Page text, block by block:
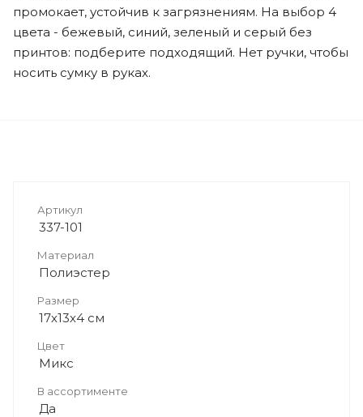
промокает, устойчив к загрязнениям. На выбор 4
цвета - бежевый, синий, зеленый и серый без
принтов: подберите подходящий. Нет ручки, чтобы
носить сумку в руках.
Артикул
337-101
Материал
Полиэстер
Размер
17х13х4 см
Цвет
Микс
В ассортименте
Да